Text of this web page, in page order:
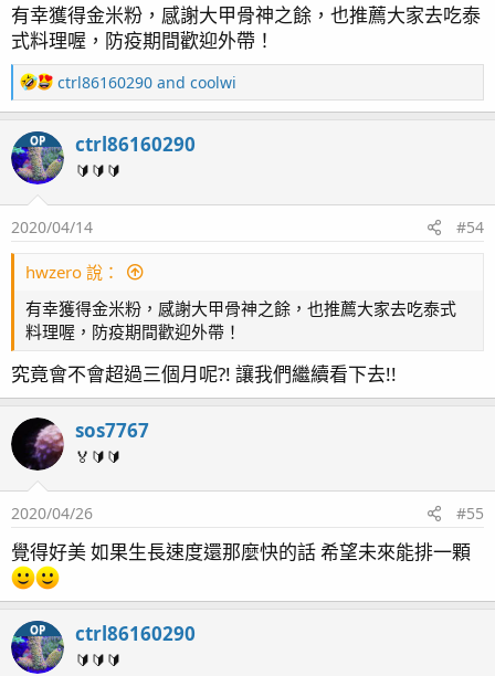
：
有幸獲得金米粉，感謝大甲骨神之餘，也推薦大家去吃泰
式料理喔，防疫期間歡迎外帶！
R
e
c
t
o
n
：
ctrl86160290 and coolwi
OP ctrl86160290
🔰🔰🔰
2020/04/14 #54
hwzero 說：
有幸獲得金米粉，感謝大甲骨神之餘，也推薦大家去吃泰式
料理喔，防疫期間歡迎外帶！
究竟會不會超過三個月呢?! 讓我們繼續看下去!!
sos7767
🏅🔰🔰
2020/04/26 #55
覺得好美 如果生長速度還那麼快的話 希望未來能排一顆
OP ctrl86160290
🔰🔰🔰